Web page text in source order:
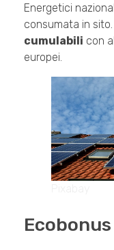
Energetici
consumata in
cumulabili con
europei.